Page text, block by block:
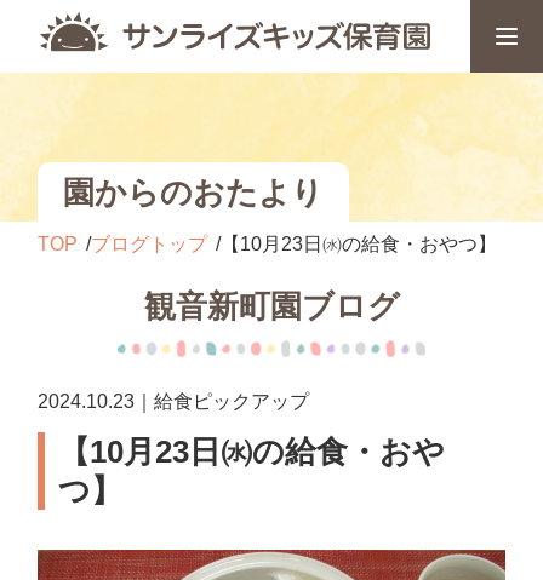
園からのおたより
TOP ブログトップ 【10月23日㈬の給食・おやつ】
観音新町園ブログ
2024.10.23｜給食ピックアップ
【10月23日㈬の給食・おや
つ】